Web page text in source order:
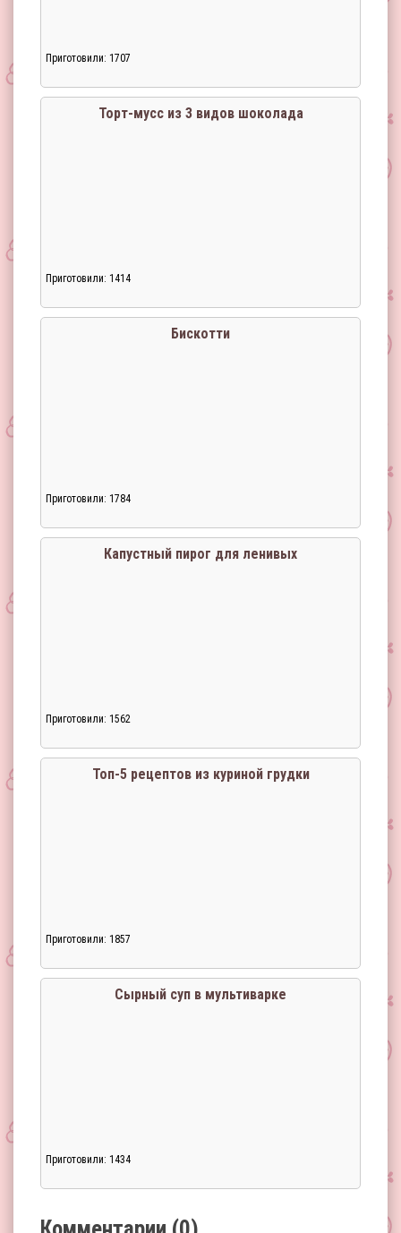
Приготовили: 1707
Торт-мусс из 3 видов шоколада
Приготовили: 1414
Бискотти
Приготовили: 1784
Капустный пирог для ленивых
Приготовили: 1562
Топ-5 рецептов из куриной грудки
Приготовили: 1857
Сырный суп в мультиварке
Приготовили: 1434